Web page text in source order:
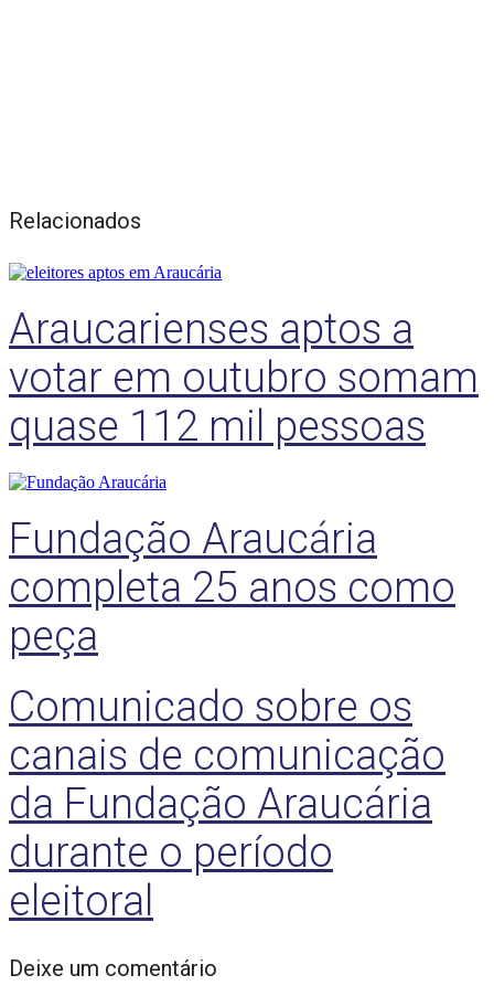
Relacionados
Araucarienses aptos a
votar em outubro somam
quase 112 mil pessoas
Fundação Araucária
completa 25 anos como
peça
Comunicado sobre os
canais de comunicação
da Fundação Araucária
durante o período
eleitoral
Deixe um comentário